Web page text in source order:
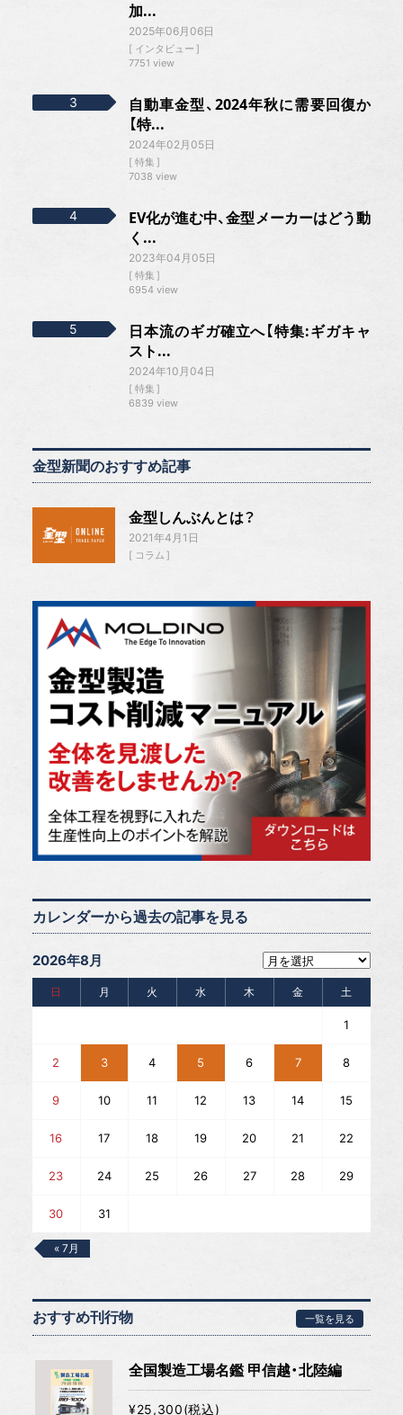
加...
2025年06月06日
インタビュー
7751 view
自動車金型、2024年秋に需要回復か
【特...
2024年02月05日
特集
7038 view
EV化が進む中、金型メーカーはどう動
く...
2023年04月05日
特集
6954 view
日本流のギガ確立へ【特集:ギガキャ
スト...
2024年10月04日
特集
6839 view
金型新聞のおすすめ記事
金型しんぶんとは？
2021年4月1日
コラム
カレンダーから過去の記事を見る
2026年8月
日 月 火 水 木 金 土
1
2 3 4 5 6 7 8
9 10 11 12 13 14 15
16 17 18 19 20 21 22
23 24 25 26 27 28 29
30 31
« 7月
おすすめ刊行物 一覧を見る
全国製造工場名鑑 甲信越・北陸編
¥25,300(税込)